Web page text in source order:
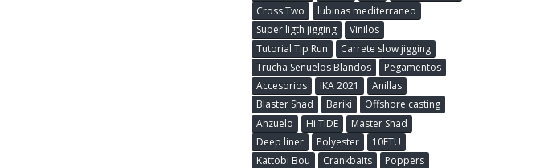
Cross Two
lubinas mediterraneo
Super ligth jigging
Vinilos
Tutorial Tip Run
Carrete slow jigging
Trucha Señuelos Blandos
Pegamentos
Accesorios
IKA 2021
Anillas
Blaster Shad
Bariki
Offshore casting
Anzuelo
Hi TIDE
Master Shad
Deep liner
Polyester
10FTU
Kattobi Bou
Crankbaits
Poppers